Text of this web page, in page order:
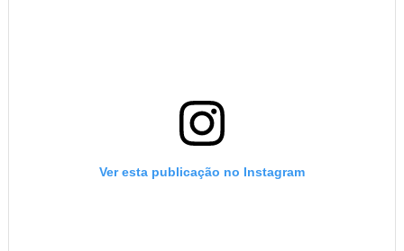
Ver esta publicação no Instagram